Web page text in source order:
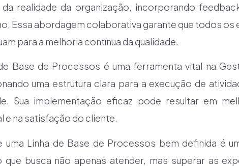
realidade da organização, incorporando
Essa abordagem colaborativa garante que todos
para a melhoria contínua da qualidade.
Base de Processos é uma ferramenta vital na
uma estrutura clara para a execução de
Sua implementação eficaz pode resultar em
e na satisfação do cliente.
uma Linha de Base de Processos bem definida é
que busca não apenas atender, mas superar as